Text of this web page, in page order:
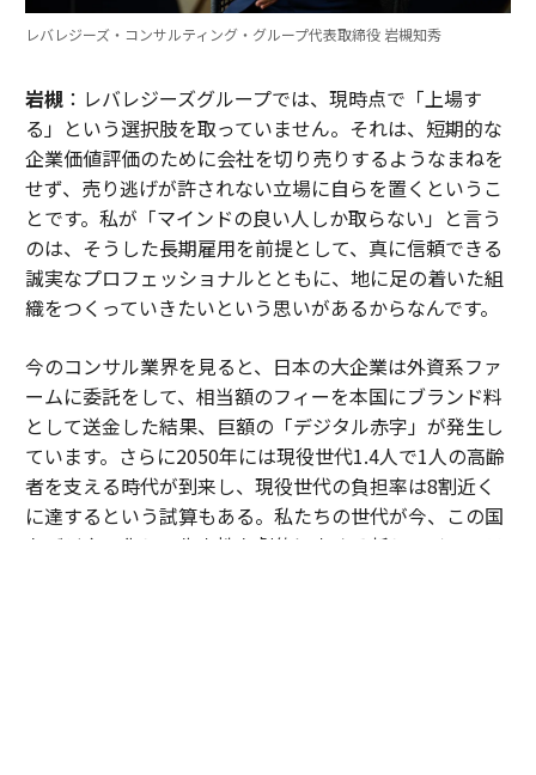
レバレジーズ・コンサルティング・グループ代表取締役 岩槻知秀
岩槻：レバレジーズグループでは、現時点で「上場す
る」という選択肢を取っていません。それは、短期的な
企業価値評価のために会社を切り売りするようなまねを
せず、売り逃げが許されない立場に自らを置くというこ
とです。私が「マインドの良い人しか取らない」と言う
のは、そうした長期雇用を前提として、真に信頼できる
誠実なプロフェッショナルとともに、地に足の着いた組
織をつくっていきたいという思いがあるからなんです。
今のコンサル業界を見ると、日本の大企業は外資系ファ
ームに委託をして、相当額のフィーを本国にブランド料
として送金した結果、巨額の「デジタル赤字」が発生し
ています。さらに2050年には現役世代1.4人で1人の高齢
者を支える時代が到来し、現役世代の負担率は8割近く
に達するという試算もある。私たちの世代が今、この国
をデジタル化し、生産性を劇的に高める新しいインフラ